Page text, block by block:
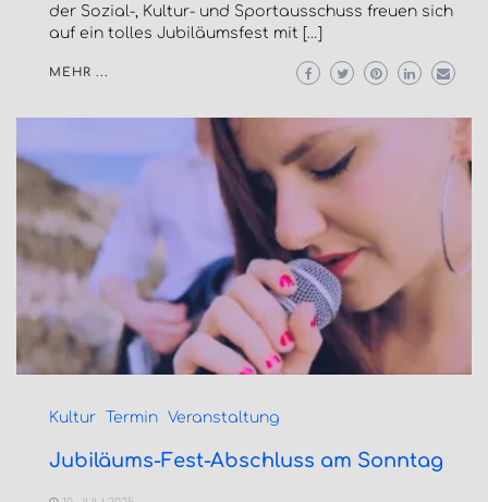
der Sozial-, Kultur- und Sportausschuss freuen sich
auf ein tolles Jubiläumsfest mit […]
MEHR ...
Kultur Termin Veranstaltung
Jubiläums-Fest-Abschluss am Sonntag